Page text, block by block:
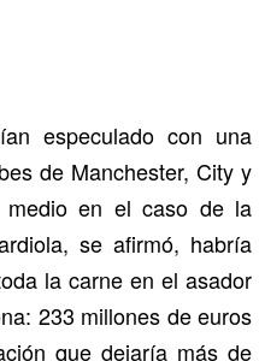
especulado con una
de Manchester, City y
en el caso de la
se afirmó, habría
la carne en el asador
233 millones de euros
que dejaría más de